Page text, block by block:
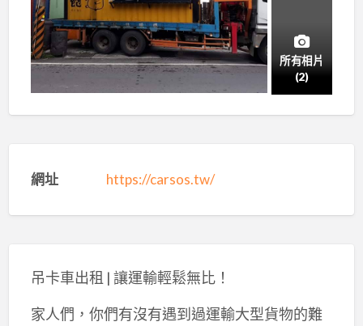
所有相片
(2)
網址 https://carsos.tw/
吊卡車出租 | 讓運輸輕鬆無比！
家人們，你們有沒有遇到過運輸大型貨物的難